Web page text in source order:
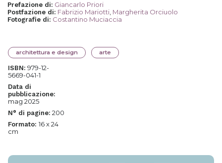
Prefazione di: Giancarlo Priori
Postfazione di: Fabrizio Mariotti Margherita Orciuolo
Fotografie di: Costantino Muciaccia
architettura e design arte
ISBN: 979-12-
5669-041-1
Data di
pubblicazione:
mag 2025
N° di pagine: 200
Formato: 16 x 24
cm